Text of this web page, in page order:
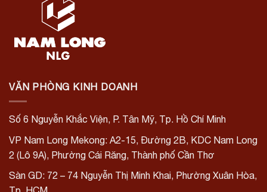
VĂN PHÒNG KINH DOANH
Số 6 Nguyễn Khắc Viện, P. Tân Mỹ, Tp. Hồ Chí Minh
VP Nam Long Mekong: A2-15, Đường 2B, KDC Nam Long
2 (Lô 9A), Phường Cái Răng, Thành phố Cần Thơ
Sàn GD: 72 – 74 Nguyễn Thị Minh Khai, Phường Xuân Hòa,